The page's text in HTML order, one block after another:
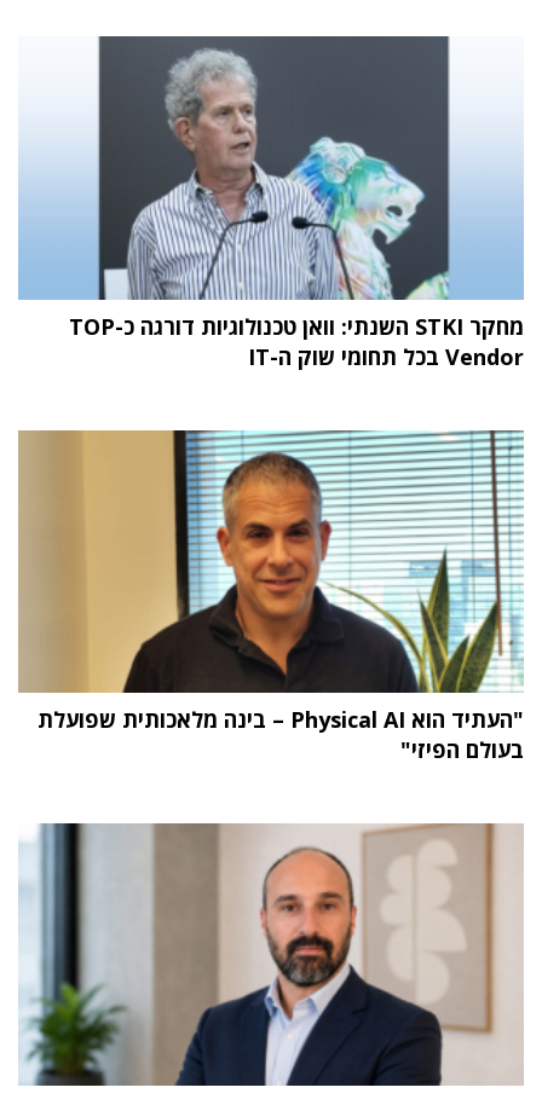
מחקר STKI השנתי: וואן טכנולוגיות דורגה כ-TOP
Vendor בכל תחומי שוק ה-IT
"העתיד הוא Physical AI – בינה מלאכותית שפועלת
בעולם הפיזי"